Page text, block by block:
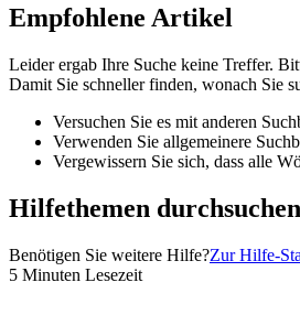
Empfohlene Artikel
Leider ergab Ihre Suche keine Treffer.
Damit Sie schneller finden, wonach Sie
Versuchen Sie es mit anderen
Verwenden Sie allgemeinere
Vergewissern Sie sich, dass alle
Hilfethemen durchsuchen
Benötigen Sie weitere Hilfe?Zur Hilfe-
5 Minuten Lesezeit